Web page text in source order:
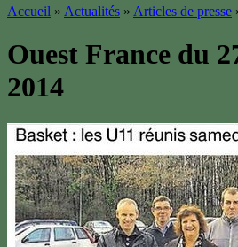
Accueil » Actualités » Articles de presse
Ouest France du
2014